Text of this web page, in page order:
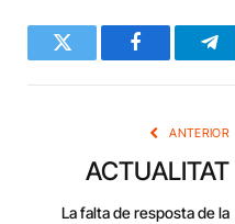
Twitter Facebook
ANTERIOR
ACTUALITAT
La falta de resposta de la